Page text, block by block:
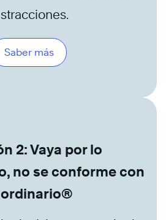
Saber más
2: Vaya por lo
no se conforme con